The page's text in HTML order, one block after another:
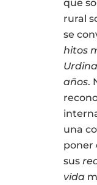
que
rural
se
hitos
años.
una
poner
sus
vida